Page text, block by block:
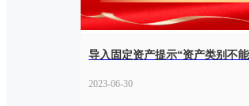
导入固定资产提示“资产类别不
2023-06-30